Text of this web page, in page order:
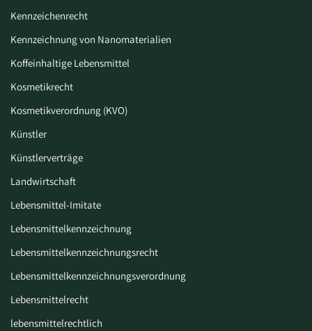
Kennzeichenrecht
Kennzeichnung von Nanomaterialien
Koffeinhaltige Lebensmittel
Kosmetikrecht
Kosmetikverordnung (KVO)
Künstler
Künstlerverträge
Landwirtschaft
Lebensmittel-Imitate
Lebensmittelkennzeichnung
Lebensmittelkennzeichnungsrecht
Lebensmittelkennzeichnungsverordnung
Lebensmittelrecht
lebensmittelrechtlich